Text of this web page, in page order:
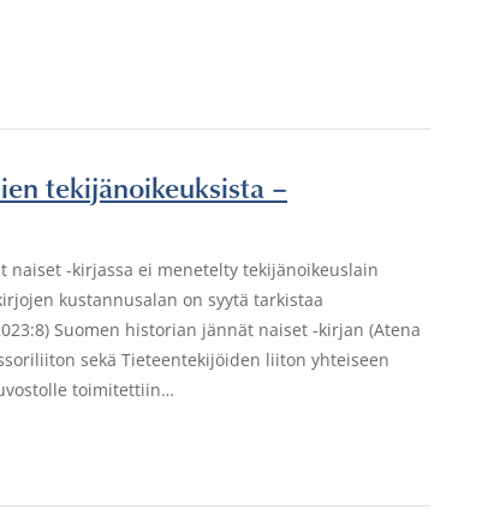
tekijänoikeuksista –
naiset -kirjassa ei menetelty tekijänoikeuslain
kustannusalan on syytä tarkistaa
Suomen historian jännät naiset -kirjan (Atena
sekä Tieteentekijöiden liiton yhteiseen
toimitettiin…